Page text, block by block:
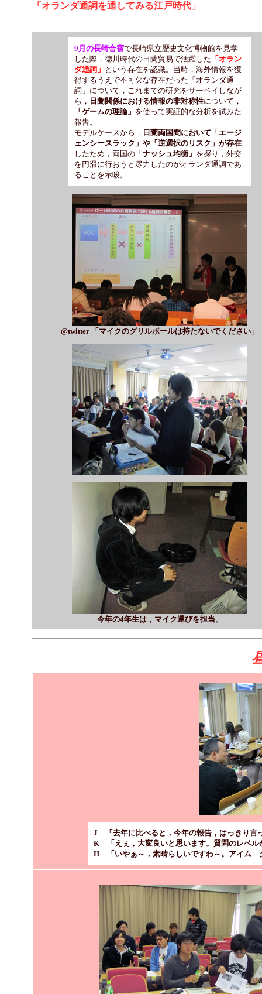
「オランダ通詞を通してみる江戸時代」
9月の長崎合宿で長崎県立歴史文化博物館を見学
した際，徳川時代の日蘭貿易で活躍した 「オラン
ダ通詞」 という存在を認識。当時，海外情報を獲
得するうえで不可欠な存在だった「オランダ通
詞」について，これまでの研究をサーベイしなが
ら， 日蘭関係における情報の非対称性について，
「ゲームの理論」 を使って実証的な分析を試みた
報告。
モデルケースから， 日蘭両国間において「エージ
ェンシースラック」や「逆選択のリスク」が存在
したため，両国の 「ナッシュ均衡」 を探り，外交
を円滑に行おうと尽力したのがオランダ通詞であ
ることを示唆。
@twitter 「マイクのグリルボールは持たないでください」
今年の4年生は，マイク運びを担当。
J 「去年に比べると，今年の報告，はっきり言
K 「えぇ，大変良いと思います。質問のレベル
H 「いやぁ～，素晴らしいですわ～。アイ